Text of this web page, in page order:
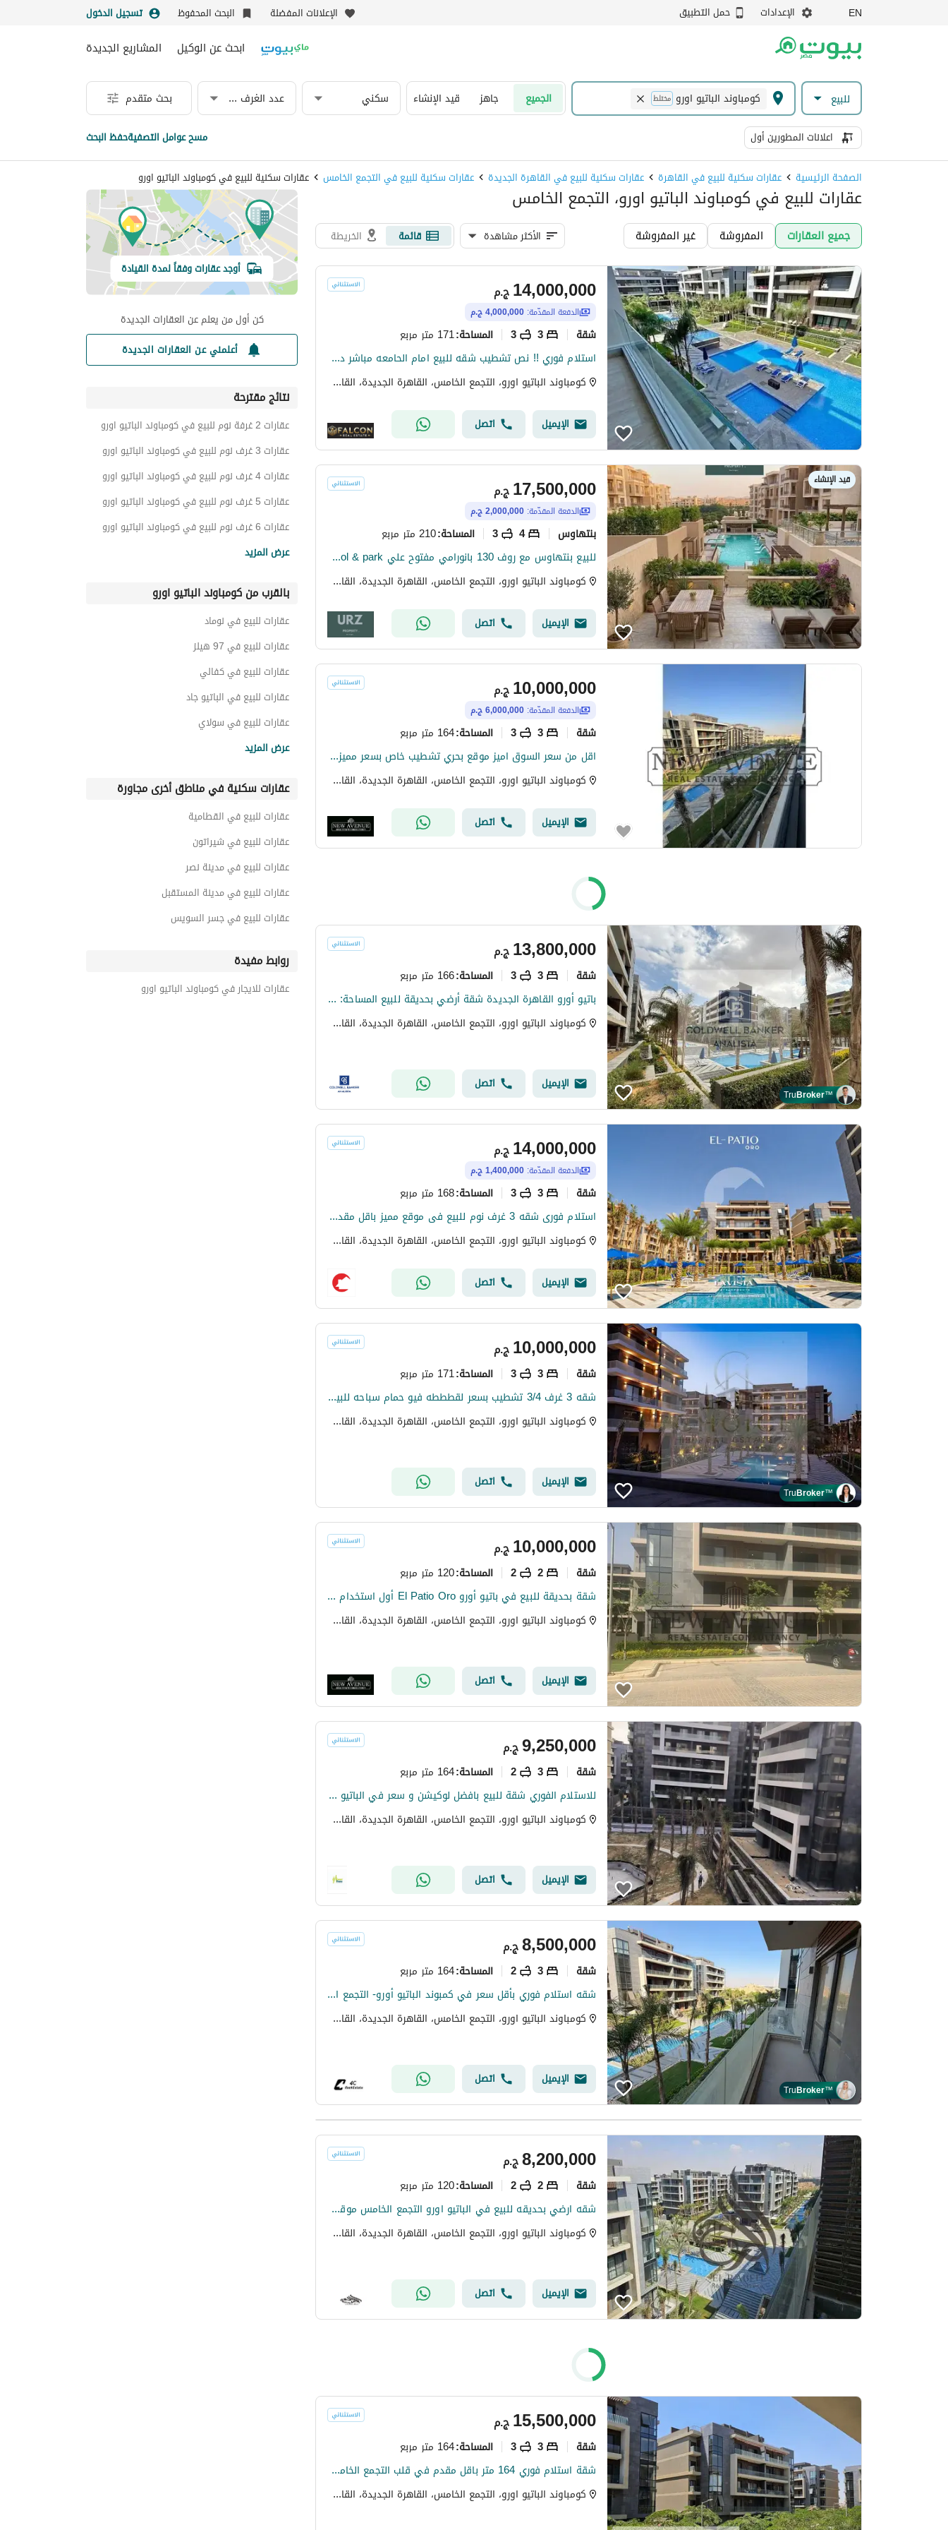
EN الإعدادات حمل التطبيق الإعلانات المفضلة البحث المحفوظ تسجيل الدخول
ابحث عن الوكيل المشاريع الجديدة
للبيع كومباوند الباتيو اورو مختلط الجميع جاهز قيد الإنشاء سكني عدد الغرف & الحمامات بحث متقدم
اعلانات المطورين أول مسح عوامل التصفيةحفظ البحث
الصفحة الرئيسية عقارات سكنية للبيع في القاهرة عقارات سكنية للبيع في القاهرة الجديدة عقارات سكنية للبيع في التجمع الخامس عقارات سكنية للبيع في كومباوند الباتيو اورو
عقارات للبيع في كومباوند الباتيو اورو، التجمع الخامس
جميع العقارات المفروشة غير المفروشة الأكثر مشاهدة قائمة الخريطة
ج.م14,000,000
الدفعة المقدّمة: 4,000,000 ج.م
شقة 3
3 المساحة:171 متر مربع
استلام فوري !! نص تشطيب شقه للبيع امام الحامعه مباشر دور متكرر وفيو خيالي vip لوكيشن 171م 3غرف 3 حمام فيو بوول & لاند سكيب -بجوار ماونتن فيو-ميفيدا
كومباوند الباتيو اورو، التجمع الخامس، القاهرة الجديدة، القاهرة
الإيميل اتصل
قيد الإنشاء
ج.م17,500,000
الدفعة المقدّمة: 2,000,000 ج.م
بنتهاوس 4
3 المساحة:210 متر مربع
للبيع بنتهاوس مع روف 130 بانورامي مفتوح علي pool & park بخصم هائل علي طريق السويس مباشرة بالقرب من الباتيو سولا وبجوار The spine مدينتي دقائق من Auc
كومباوند الباتيو اورو، التجمع الخامس، القاهرة الجديدة، القاهرة
الإيميل اتصل
ج.م10,000,000
الدفعة المقدّمة: 6,000,000 ج.م
شقة 3
3 المساحة:164 متر مربع
اقل من سعر السوق اميز موقع بحري تشطيب خاص بسعر مميز و امكانية تقسيط - في باتيو أورو القاهره الجديده Patio oro compound
كومباوند الباتيو اورو، التجمع الخامس، القاهرة الجديدة، القاهرة
الإيميل اتصل
TruBroker™
ج.م13,800,000
شقة 3
3 المساحة:166 متر مربع
باتيو أورو القاهرة الجديدة شقة أرضي بحديقة للبيع المساحة: 166 متر مساحة الحديقة: 30 متر ثلاث غرف نوم ثلاث حمامات غرفة معيشة نصف تشطيب
كومباوند الباتيو اورو، التجمع الخامس، القاهرة الجديدة، القاهرة
الإيميل اتصل
ج.م14,000,000
الدفعة المقدّمة: 1,400,000 ج.م
شقة 3
3 المساحة:168 متر مربع
استلام فورى شقه 3 غرف نوم للبيع فى موقع مميز باقل مقدم واقساط تصل 4 سنين عرض خاص لفتره محدوده فى الباتيو اورو فى لافيستا فى القاهره الجديده
كومباوند الباتيو اورو، التجمع الخامس، القاهرة الجديدة، القاهرة
الإيميل اتصل
TruBroker™
ج.م10,000,000
شقة 3
3 المساحة:171 متر مربع
شقه 3 غرف 3/4 تشطيب بسعر لقطططه فيو حمام سباحه للبيع في كمبوند الباتيو اورو التجمع الخامس فوري متاحه للمعاينه والسكن
كومباوند الباتيو اورو، التجمع الخامس، القاهرة الجديدة، القاهرة
الإيميل اتصل
ج.م10,000,000
شقة 2
2 المساحة:120 متر مربع
شقة بحديقة للبيع في باتيو أورو El Patio Oro أول استخدام تشطيب كامل مع باركينج وموقع مميز
كومباوند الباتيو اورو، التجمع الخامس، القاهرة الجديدة، القاهرة
الإيميل اتصل
ج.م9,250,000
شقة 3
2 المساحة:164 متر مربع
للاستلام الفوري شقة للبيع بافضل لوكيشن و سعر في الباتيو أورو القاهرة الجديدة El Patio Oro New Cairo
كومباوند الباتيو اورو، التجمع الخامس، القاهرة الجديدة، القاهرة
الإيميل اتصل
TruBroker™
ج.م8,500,000
شقة 3
2 المساحة:164 متر مربع
شقه استلام فوري بأقل سعر في كمبوند الباتيو أورو- التجمع الخامس
كومباوند الباتيو اورو، التجمع الخامس، القاهرة الجديدة، القاهرة
الإيميل اتصل
ج.م8,200,000
شقة 2
2 المساحة:120 متر مربع
شقه ارضي بحديقه للبيع في الباتيو اورو التجمع الخامس موقع متميز و اقل من سعر السوق EL Patio ORO
كومباوند الباتيو اورو، التجمع الخامس، القاهرة الجديدة، القاهرة
الإيميل اتصل
ج.م15,500,000
شقة 3
3 المساحة:164 متر مربع
شقة استلام فوري 164 متر باقل مقدم في قلب التجمع الخامس برايم لوكيش فى كمبوند الباتيو اورو لافيستا الجولدن سكوير El Patio Oro La Vista
كومباوند الباتيو اورو، التجمع الخامس، القاهرة الجديدة، القاهرة
أوجد عقارات وفقاً لمدة القيادة
كن أول من يعلم عن العقارات الجديدة
أعلمني عن العقارات الجديدة
نتائج مقترحة
عقارات 2 غرفة نوم للبيع في كومباوند الباتيو اورو
عقارات 3 غرف نوم للبيع في كومباوند الباتيو اورو
عقارات 4 غرف نوم للبيع في كومباوند الباتيو اورو
عقارات 5 غرف نوم للبيع في كومباوند الباتيو اورو
عقارات 6 غرف نوم للبيع في كومباوند الباتيو اورو
توين هاوس للبيع في كومباوند الباتيو اورو
فيلات للبيع في كومباوند الباتيو اورو
تاون هاوس للبيع في كومباوند الباتيو اورو
دوبليكس للبيع في كومباوند الباتيو اورو
عرض المزيد
بالقرب من كومباوند الباتيو اورو
عقارات للبيع في نوماد
عقارات للبيع في 97 هيلز
عقارات للبيع في كفالي
عقارات للبيع في الباتيو جاد
عقارات للبيع في سولاي
عقارات للبيع في كومباوند تريو فيلا
عقارات للبيع في فيلاج دي لا كابيتال
عقارات للبيع في كومباوند بالم هيلز القاهرة الجديدة
عرض المزيد
عقارات سكنية في مناطق أخرى مجاورة
عقارات للبيع في القطامية
عقارات للبيع في شيراتون
عقارات للبيع في مدينة نصر
عقارات للبيع في مدينة المستقبل
عقارات للبيع في جسر السويس
روابط مفيدة
عقارات للايجار في كومباوند الباتيو اورو